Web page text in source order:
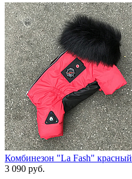
Комбинезон "La Fash" красный
3 090 руб.